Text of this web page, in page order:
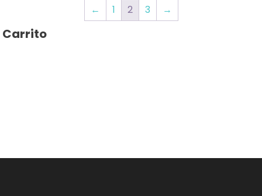
← 1 2 3 →
Carrito